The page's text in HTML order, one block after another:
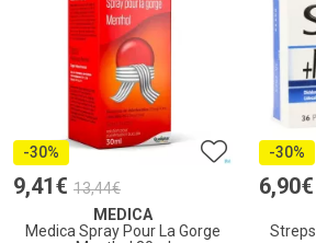
-30%
9,41 € 13,44€
MEDICA
Medica Spray Pour La Gorge
-30%
6,90€